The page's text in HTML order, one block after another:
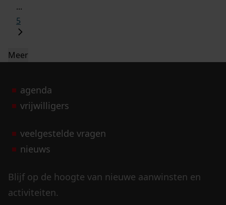
...
5
Meer
agenda
vrijwilligers
veelgestelde vragen
nieuws
Blijf op de hoogte van nieuwe aanwinsten en
activiteiten.